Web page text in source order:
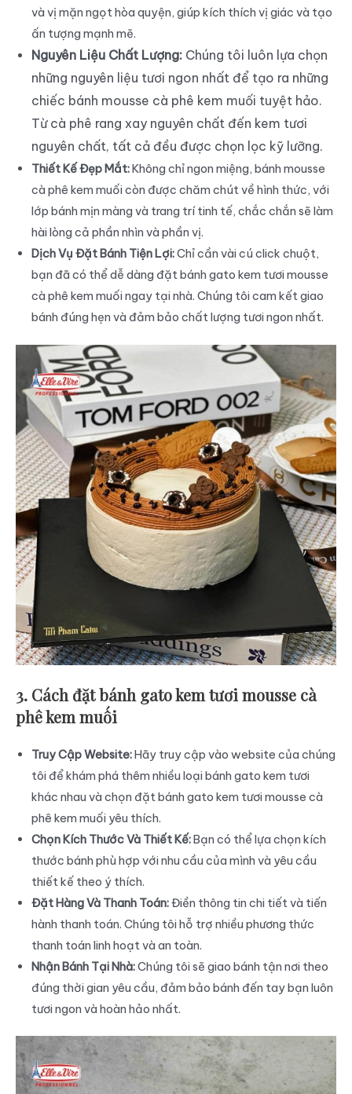
và vị mặn ngọt hòa quyện, giúp kích thích vị giác và tạo
ấn tượng mạnh mẽ.
Nguyên Liệu Chất Lượng: Chúng tôi luôn lựa chọn
những nguyên liệu tươi ngon nhất để tạo ra những
chiếc bánh mousse cà phê kem muối tuyệt hảo.
Từ cà phê rang xay nguyên chất đến kem tươi
nguyên chất, tất cả đều được chọn lọc kỹ lưỡng.
Thiết Kế Đẹp Mắt:Không chỉ ngon miệng, bánh mousse
cà phê kem muối còn được chăm chút về hình thức, với
lớp bánh mịn màng và trang trí tinh tế, chắc chắn sẽ làm
hài lòng cả phần nhìn và phần vị.
Dịch Vụ Đặt Bánh Tiện Lợi:Chỉ cần vài cú click chuột,
bạn đã có thể dễ dàng đặt bánh gato kem tươi mousse
cà phê kem muối ngay tại nhà. Chúng tôi cam kết giao
bánh đúng hẹn và đảm bảo chất lượng tươi ngon nhất.
3. Cách đặt bánh gato kem tươi mousse cà
phê kem muối
Truy Cập Website:Hãy truy cập vào website của chúng
tôi để khám phá thêm nhiều loại bánh gato kem tươi
khác nhau và chọn đặt bánh gato kem tươi mousse cà
phê kem muối yêu thích.
Chọn Kích Thước Và Thiết Kế:Bạn có thể lựa chọn kích
thước bánh phù hợp với nhu cầu của mình và yêu cầu
thiết kế theo ý thích.
Đặt Hàng Và Thanh Toán:Điền thông tin chi tiết và tiến
hành thanh toán. Chúng tôi hỗ trợ nhiều phương thức
thanh toán linh hoạt và an toàn.
Nhận Bánh Tại Nhà:Chúng tôi sẽ giao bánh tận nơi theo
đúng thời gian yêu cầu, đảm bảo bánh đến tay bạn luôn
tươi ngon và hoàn hảo nhất.